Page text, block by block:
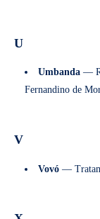
U
Umbanda —
Fernandino de
V
Vovó —